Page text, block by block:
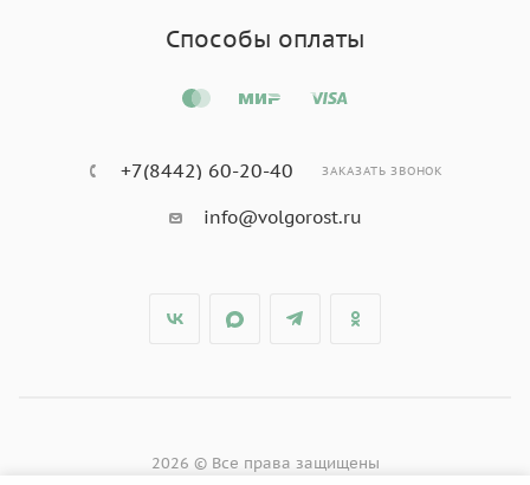
Способы оплаты
+7(8442) 60-20-40 ЗАКАЗАТЬ ЗВОНОК
info@volgorost.ru
2026 © Все права защищены